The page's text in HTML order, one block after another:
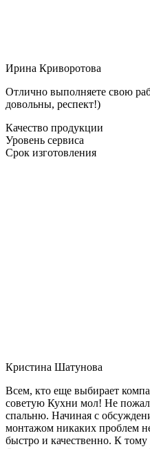
Ирина Криворотова
Отлично выполняете свою
довольны, респект!)
Качество продукции
Уровень сервиса
Срок изготовления
Кристина Шатунова
Всем, кто еще выбирает
советую Кухни мол! Не
спальню. Начиная с
монтажом никаких проблем
быстро и качественно. К